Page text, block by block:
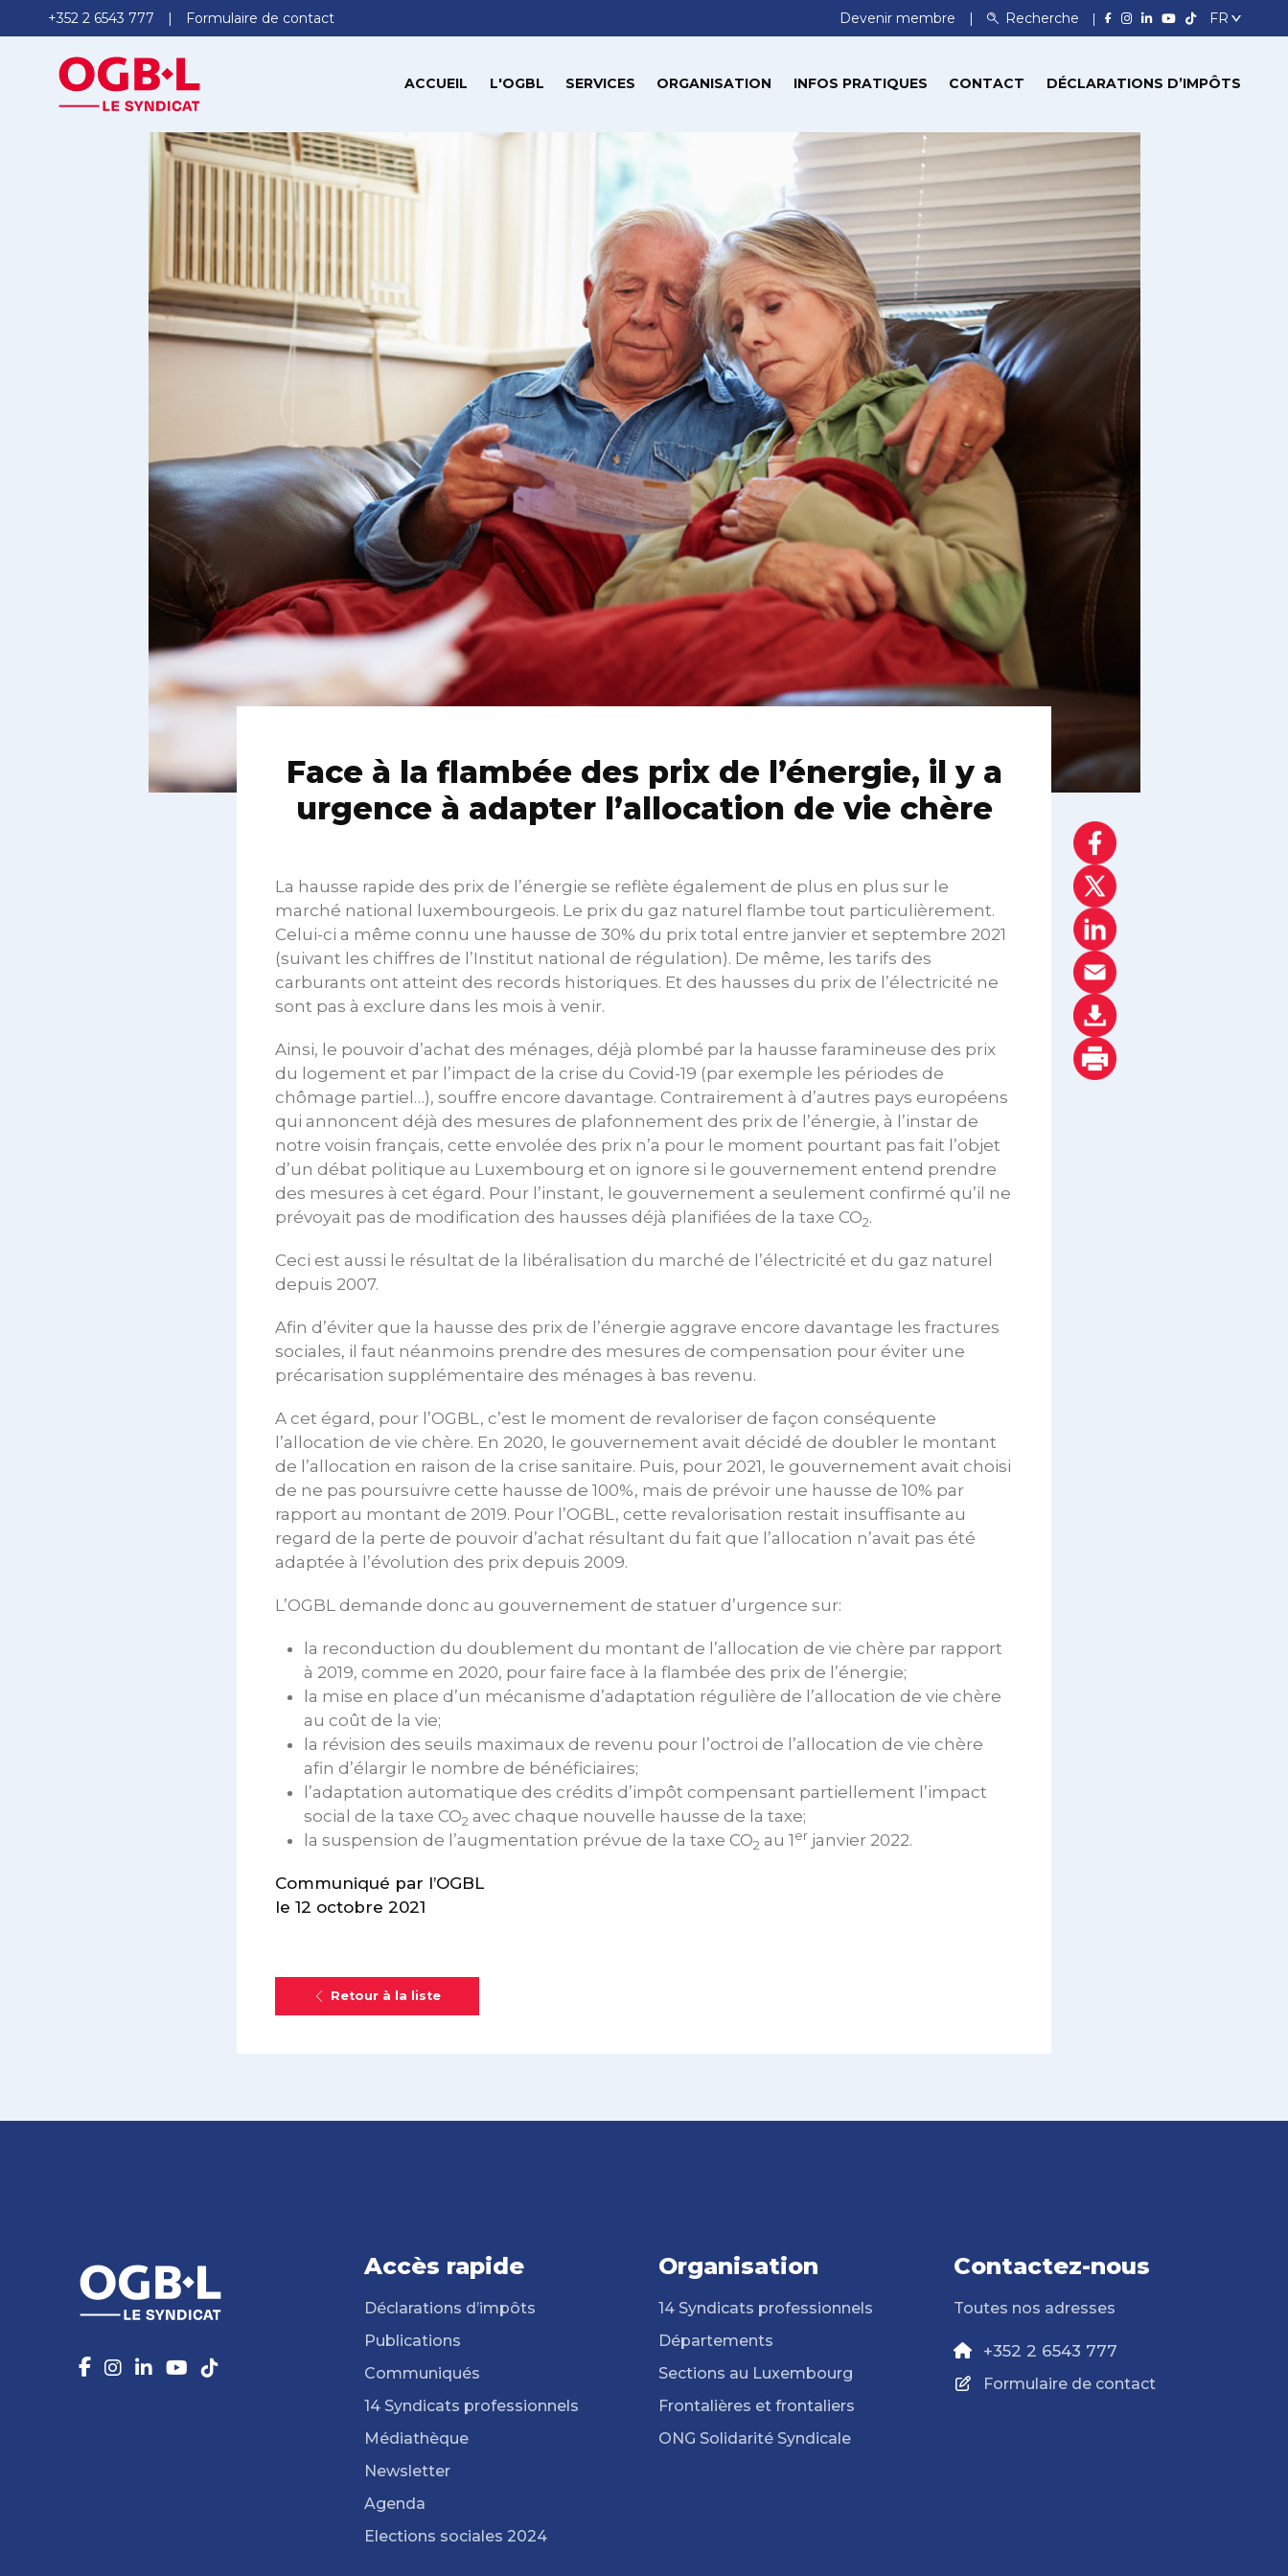
+352 2 6543 777 Formulaire de contact Devenir membre Recherche
ACCUEIL L'OGBL SERVICES ORGANISATION INFOS PRATIQUES CONTACT DÉCLARATIONS D’IMPÔTS
Face à la flambée des prix de l’énergie, il y a
urgence à adapter l’allocation de vie chère
La hausse rapide des prix de l’énergie se reflète également de plus en plus sur le
marché national luxembourgeois. Le prix du gaz naturel flambe tout particulièrement.
Celui-ci a même connu une hausse de 30% du prix total entre janvier et septembre 2021
(suivant les chiffres de l’Institut national de régulation). De même, les tarifs des
carburants ont atteint des records historiques. Et des hausses du prix de l’électricité ne
sont pas à exclure dans les mois à venir.
Ainsi, le pouvoir d’achat des ménages, déjà plombé par la hausse faramineuse des prix
du logement et par l’impact de la crise du Covid-19 (par exemple les périodes de
chômage partiel…), souffre encore davantage. Contrairement à d’autres pays européens
qui annoncent déjà des mesures de plafonnement des prix de l’énergie, à l’instar de
notre voisin français, cette envolée des prix n’a pour le moment pourtant pas fait l’objet
d’un débat politique au Luxembourg et on ignore si le gouvernement entend prendre
des mesures à cet égard. Pour l’instant, le gouvernement a seulement confirmé qu’il ne
prévoyait pas de modification des hausses déjà planifiées de la taxe CO2.
Ceci est aussi le résultat de la libéralisation du marché de l’électricité et du gaz naturel
depuis 2007.
Afin d’éviter que la hausse des prix de l’énergie aggrave encore davantage les fractures
sociales, il faut néanmoins prendre des mesures de compensation pour éviter une
précarisation supplémentaire des ménages à bas revenu.
A cet égard, pour l’OGBL, c’est le moment de revaloriser de façon conséquente
l’allocation de vie chère. En 2020, le gouvernement avait décidé de doubler le montant
de l’allocation en raison de la crise sanitaire. Puis, pour 2021, le gouvernement avait choisi
de ne pas poursuivre cette hausse de 100%, mais de prévoir une hausse de 10% par
rapport au montant de 2019. Pour l’OGBL, cette revalorisation restait insuffisante au
regard de la perte de pouvoir d’achat résultant du fait que l’allocation n’avait pas été
adaptée à l’évolution des prix depuis 2009.
L’OGBL demande donc au gouvernement de statuer d’urgence sur:
la reconduction du doublement du montant de l’allocation de vie chère par rapport
à 2019, comme en 2020, pour faire face à la flambée des prix de l’énergie;
la mise en place d’un mécanisme d’adaptation régulière de l’allocation de vie chère
au coût de la vie;
la révision des seuils maximaux de revenu pour l’octroi de l’allocation de vie chère
afin d’élargir le nombre de bénéficiaires;
l’adaptation automatique des crédits d’impôt compensant partiellement l’impact
social de la taxe CO2 avec chaque nouvelle hausse de la taxe;
la suspension de l’augmentation prévue de la taxe CO2 au 1 er janvier 2022.
Communiqué par l’OGBL
le 12 octobre 2021
Retour à la liste
Accès rapide
Déclarations d’impôts
Publications
Communiqués
14 Syndicats professionnels
Médiathèque
Newsletter
Agenda
Elections sociales 2024
Organisation
14 Syndicats professionnels
Départements
Sections au Luxembourg
Frontalières et frontaliers
ONG Solidarité Syndicale
Contactez-nous
Toutes nos adresses
+352 2 6543 777
Formulaire de contact